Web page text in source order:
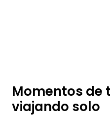
Momentos de
viajando solo